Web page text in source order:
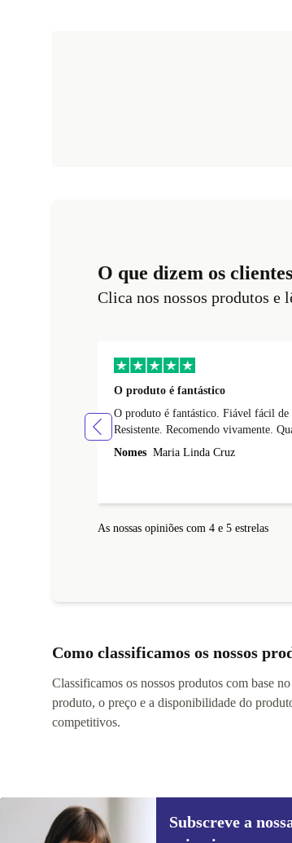
O que dizem os
Clica nos nossos produtos e
O produto é fantástico
O produto é fantástico. Fiável fácil de
Resistente. Recomendo vivamente.
deste telemóvel esgotar vou comprar
Nomes Maria Linda Cruz
As nossas opiniões com 4 e 5 estrelas
Como classificamos os nossos
Classificamos os nossos produtos com base
produto, o preço e a disponibilidade do
competitivos.
Subscreve a